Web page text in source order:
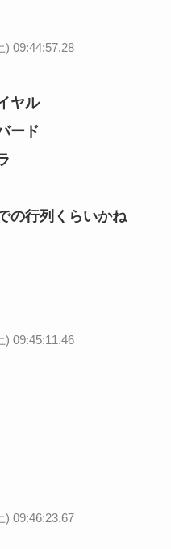
) 09:44:57.28
ヤル
ード
の行列くらいかね
) 09:45:11.46
) 09:46:23.67